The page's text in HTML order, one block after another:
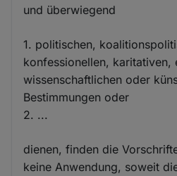
und überwiegend
1. politischen,
konfessionellen, karitativen,
wissenschaftlichen oder
Bestimmungen oder
2. ...
dienen, finden die
keine Anwendung, soweit